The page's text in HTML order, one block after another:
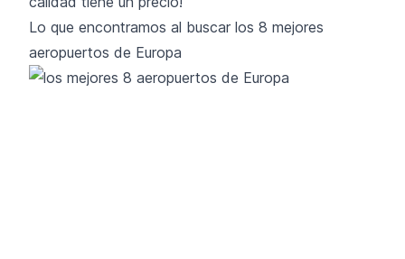
Lo que encontramos al buscar los 8 mejores
aeropuertos de Europa